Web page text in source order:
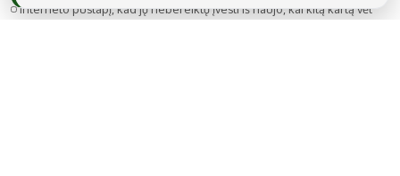
interneto puslapį, kad jų nebereiktų įvesti iš naujo, kai kitą kartą vėl